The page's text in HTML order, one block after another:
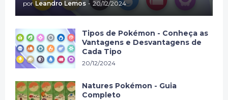
por Leandro Lemos - 20/12/2024
Tipos de Pokémon - Conheça as
Vantagens e Desvantagens de
Cada Tipo
20/12/2024
Natures Pokémon - Guia
Completo